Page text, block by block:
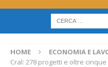
HOME ECONOMIA E
Cral: 278 progetti e oltre